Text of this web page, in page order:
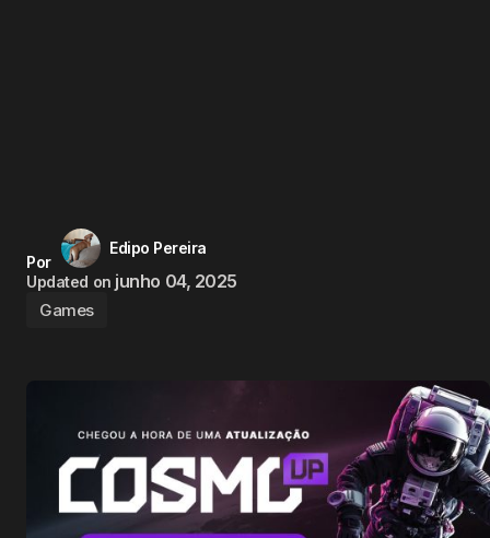
Por
Edipo Pereira
Updated on junho 04, 2025
Games